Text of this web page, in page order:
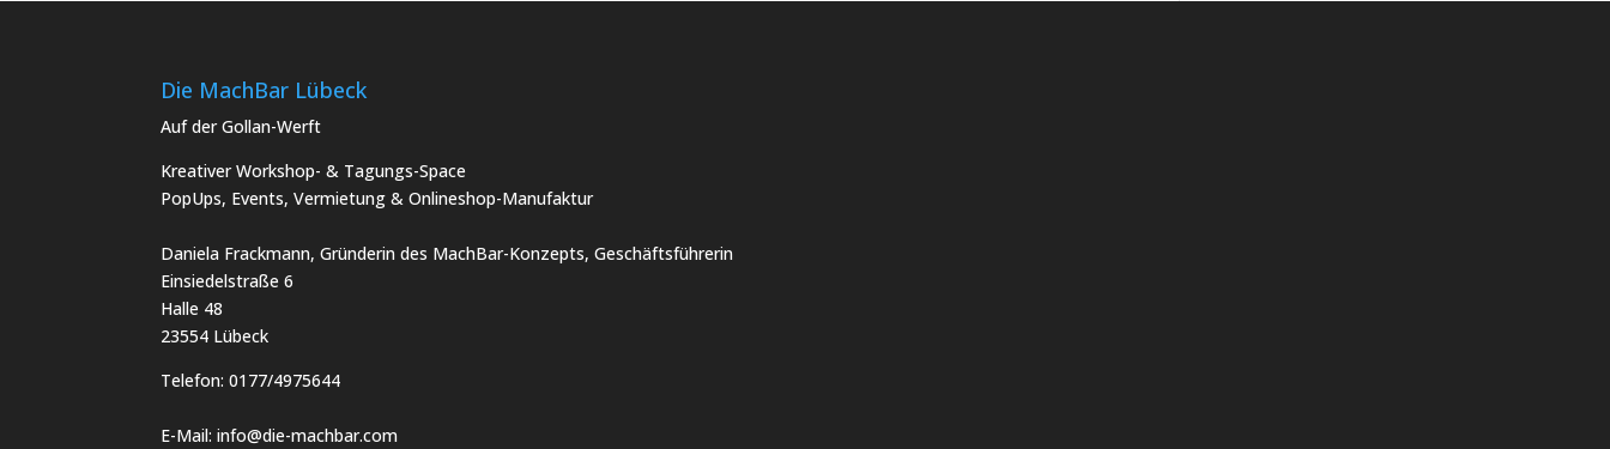
Die MachBar Lübeck
Auf der Gollan-Werft
Kreativer Workshop- & Tagungs-Space
PopUps, Events, Vermietung & Onlineshop-Manufaktur
Daniela Frackmann, Gründerin des MachBar-Konzepts, Geschäftsführerin
Einsiedelstraße 6
Halle 48
23554 Lübeck
Telefon:0177/4975644
E-Mail:info@die-machbar.com